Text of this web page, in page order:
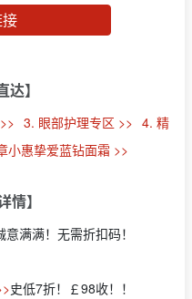
】
3. 眼部护理专区 >> 4. 精
小惠挚爱蓝钻面霜 >>
情】
满满！无需折扣码！
史低7折！￡98收！！